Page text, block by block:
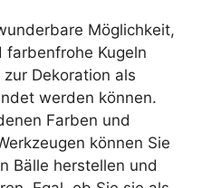
Möglichkeit,
farbenfrohe Kugeln
Dekoration als
werden können.
Farben und
können Sie
Bälle herstellen und